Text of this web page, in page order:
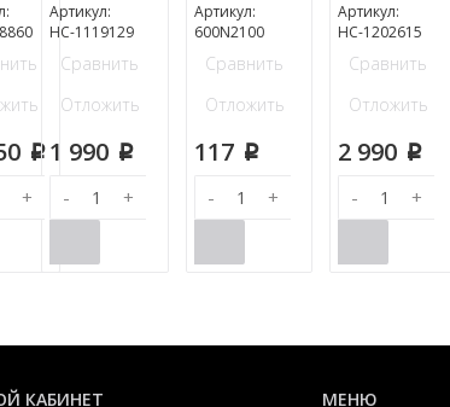
p
+
Артикул:
НС-1119129
Сравнить
Отложить
1 990 p
- +
Артикул:
600N2100
Сравнить
Отложить
117 p
- +
Артикул:
НС-1202615
Сравнить
Отложить
2 990 p
- +
КАБИНЕТ МЕНЮ